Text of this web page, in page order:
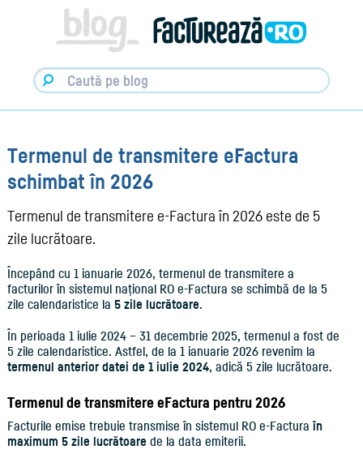
Factureaza.ro
Termenul de transmitere eFactura
schimbat în 2026
Termenul de transmitere e-Factura în 2026 este de 5
zile lucrătoare.
Începând cu 1 ianuarie 2026, termenul de transmitere a
facturilor în sistemul național RO e-Factura se schimbă de la 5
zile calendaristice la 5 zile lucrătoare.
În perioada 1 iulie 2024 – 31 decembrie 2025, termenul a fost de
5 zile calendaristice. Astfel, de la 1 ianuarie 2026 revenim la
termenul anterior datei de 1 iulie 2024, adică 5 zile lucrătoare.
Termenul de transmitere eFactura pentru 2026
Facturile emise trebuie transmise în sistemul RO e-Facturaîn
maximum 5 zile lucrătoare de la data emiterii.